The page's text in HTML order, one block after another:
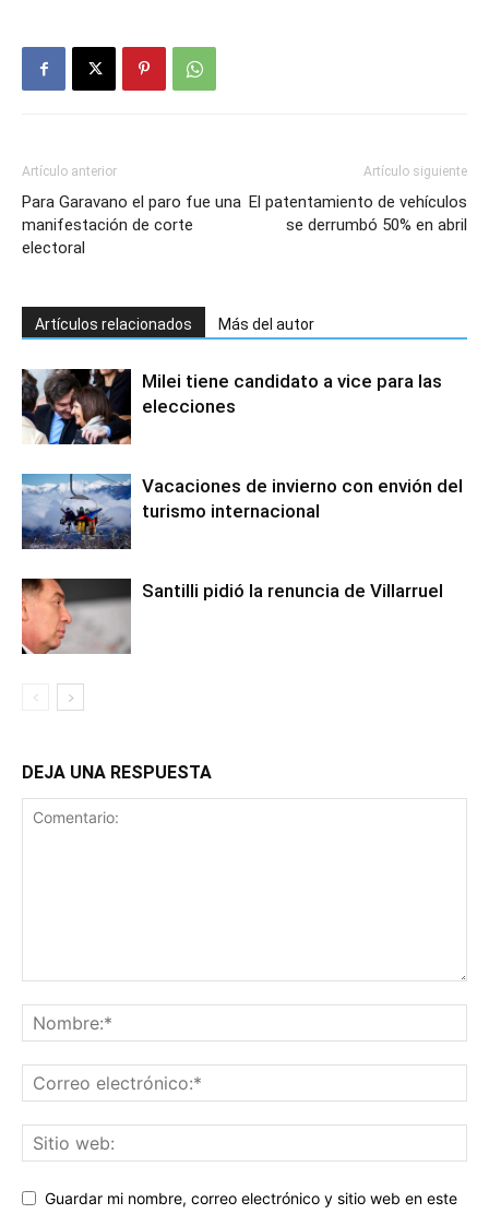
Artículo anterior
Para Garavano el paro fue una
manifestación de corte
electoral
Artículo siguiente
El patentamiento de vehículos
se derrumbó 50% en abril
Artículos relacionados Más del autor
Milei tiene candidato a vice para las
elecciones
Vacaciones de invierno con envión del
turismo internacional
Santilli pidió la renuncia de Villarruel
DEJA UNA RESPUESTA
Guardar mi nombre, correo electrónico y sitio web en este